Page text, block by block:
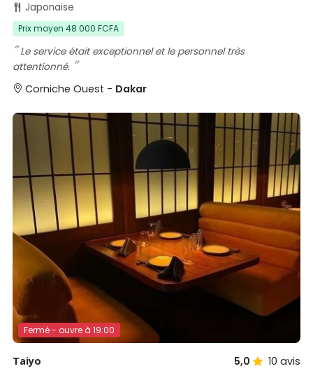
Japonaise
Prix moyen 48 000 FCFA
Le service était exceptionnel et le personnel très
attentionné.
Corniche Ouest - Dakar
Fermé - ouvre à 19:00
Taiyo 5,0 10 avis